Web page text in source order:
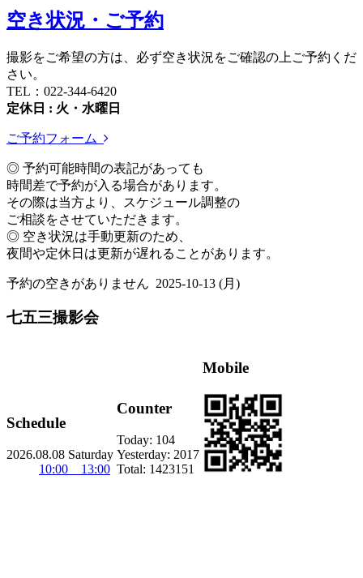
空き状況・ご予約
撮影をご希望の方は、必ず空き状況をご確認の上ご予約くだ
さい。
TEL：022-344-6420
定休日 : 火・水曜日
ご予約フォーム
◎ 予約可能時間の表記があっても
時間差で予約が入る場合があります。
その際は当方より、スケジュール調整の
ご相談をさせていただきます。
◎ 空き状況は手動更新のため、
夜間や定休日は更新が遅れることがあります。
予約の空きがありません 2025-10-13 (月)
七五三撮影会
Schedule
2026.08.08 Saturday
10:00 13:00
Counter
Today: 104
Yesterday: 2017
Total: 1423151
Mobile